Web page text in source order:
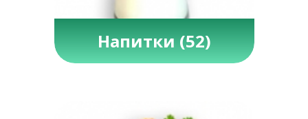
Напитки(52)